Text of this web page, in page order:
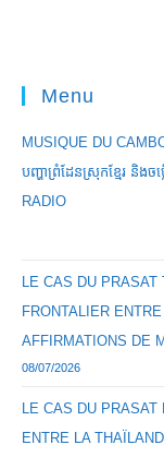
Menu
MUSIQUE DU
បញ្ហាព្រំដែនស្រុកខ្មែរ និងច
RADIO
LE CAS DU
FRONTALIER
AFFIRMATIONS DE
08/07/2026
LE CAS DU
ENTRE LA